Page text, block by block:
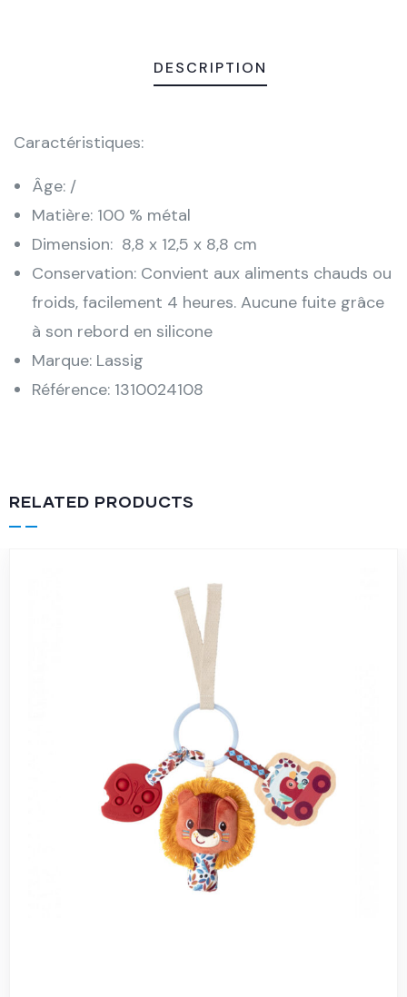
DESCRIPTION
Caractéristiques:
Âge: /
Matière: 100 % métal
Dimension: 8,8 x 12,5 x 8,8 cm
Conservation: Convient aux aliments chauds ou
froids, facilement 4 heures. Aucune fuite grâce
à son rebord en silicone
Marque: Lassig
Référence: 1310024108
RELATED PRODUCTS